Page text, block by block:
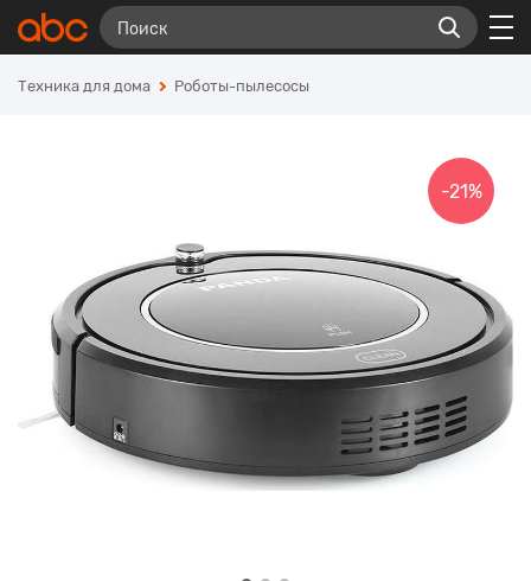
Техника для дома Роботы-пылесосы
-21%